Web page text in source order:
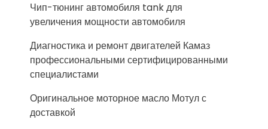
Чип-тюнинг автомобиля tank для
увеличения мощности автомобиля
Диагностика и ремонт двигателей Камаз
профессиональными сертифицированными
специалистами
Оригинальное моторное масло Мотул с
доставкой